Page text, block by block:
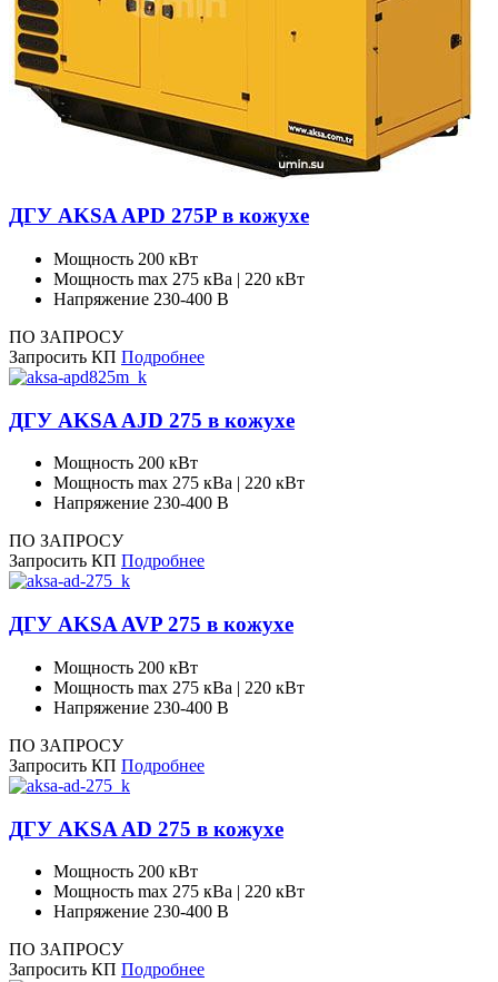
ДГУ AKSA APD 275P в кожухе
Мощность 200 кВт
Мощность max 275 кВа | 220 кВт
Напряжение 230-400 В
ПО ЗАПРОСУ
Запросить КП Подробнее
ДГУ AKSA AJD 275 в кожухе
Мощность 200 кВт
Мощность max 275 кВа | 220 кВт
Напряжение 230-400 В
ПО ЗАПРОСУ
Запросить КП Подробнее
ДГУ AKSA AVP 275 в кожухе
Мощность 200 кВт
Мощность max 275 кВа | 220 кВт
Напряжение 230-400 В
ПО ЗАПРОСУ
Запросить КП Подробнее
ДГУ AKSA AD 275 в кожухе
Мощность 200 кВт
Мощность max 275 кВа | 220 кВт
Напряжение 230-400 В
ПО ЗАПРОСУ
Запросить КП Подробнее